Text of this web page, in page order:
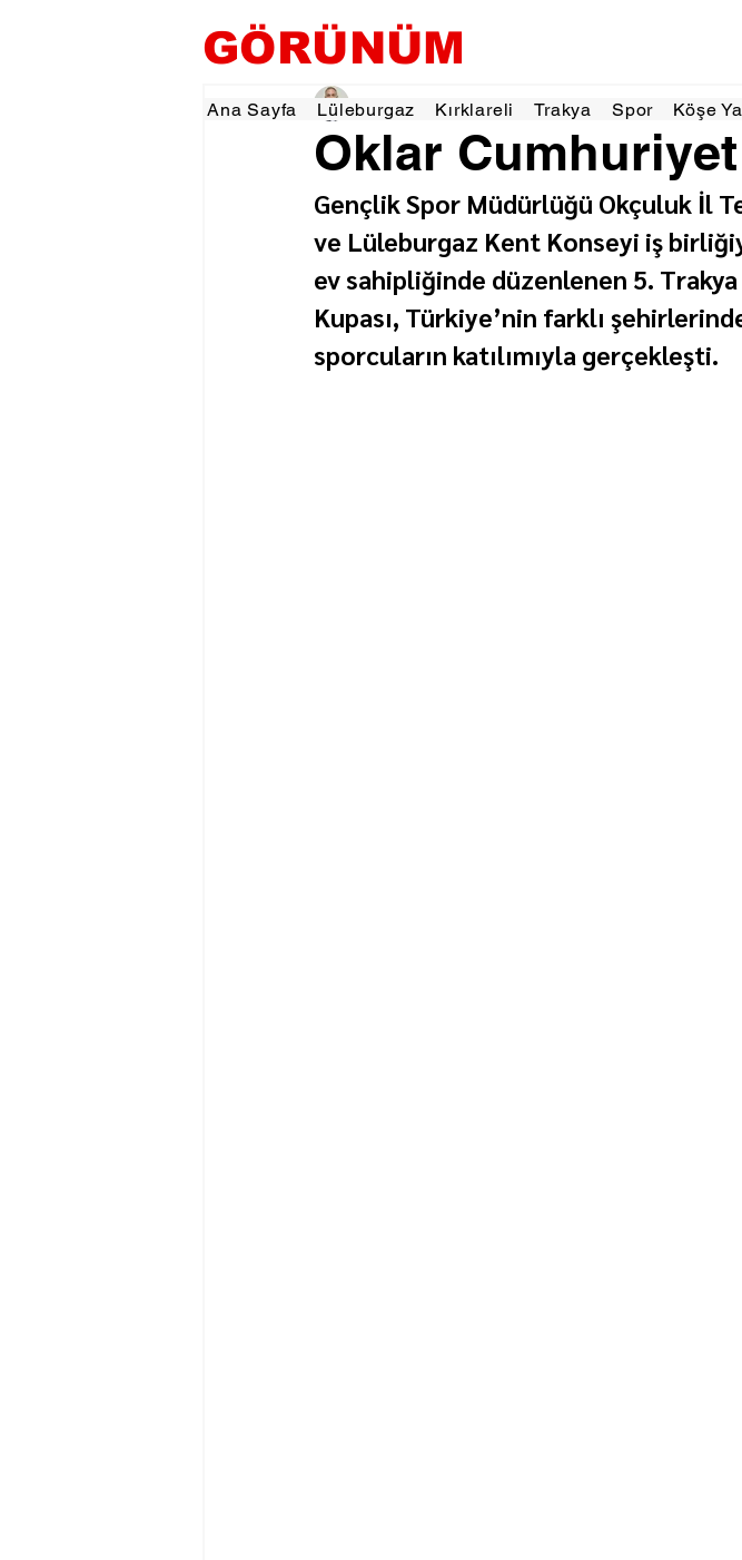
GÖRÜNÜM
Ana Sayfa Lüleburgaz Kırklareli Trakya Spor Köşe
Oklar Cumhuriyet
Hamza Dalgıç 31 Eki 20251 dakikada okunur
Gençlik Spor Müdürlüğü Okçuluk İl
ve Lüleburgaz Kent Konseyi iş
ev sahipliğinde düzenlenen 5.
Kupası, Türkiye’nin farklı
sporcuların katılımıyla gerçekleşti.